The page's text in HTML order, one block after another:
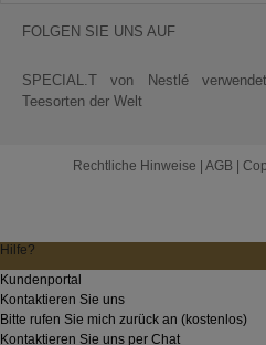
FOLGEN SIE UNS AUF
SPECIAL.T von Nestlé
Teesorten der Welt
Rechtliche Hinweise AGB|
Hilfe?
Kundenportal
Kontaktieren Sie uns
Bitte rufen Sie mich zurück an (kostenlos)
Kontaktieren Sie uns per Chat